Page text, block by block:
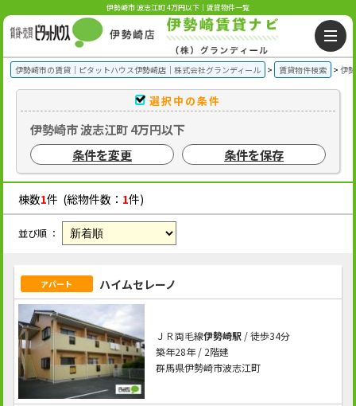
伊勢崎市 波志江町 4万円以下｜賃貸物件一覧
伊勢崎市の賃貸｜ピタットハウス伊勢崎店｜株式会社グランディール 賃貸物件検索 伊
選択中の条件
伊勢崎市 波志江町 4万円以下
条件を変更
条件を保存
棟数1件 (総物件数： 1件)
並び順 ：
アパート ハイムセレーノ
ＪＲ両毛線伊勢崎駅/ 徒歩34分
築年28年 / 2階建
群馬県伊勢崎市波志江町